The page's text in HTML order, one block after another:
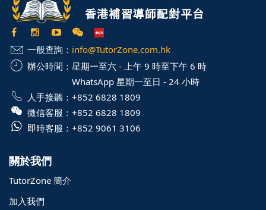
一般查詢： info@TutorZone.com.hk
辦公時間： 星期一至六 - 上午 9 時至下午 6 時
WhatsApp 星期一至日 - 24 小時
人手接聽： +852 6828 1809
微信客服： +852 6828 1809
即時客服： +852 9061 3106
關於我們
TutorZone 簡介
加入我們